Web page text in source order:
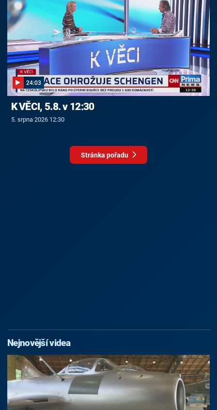
24:03
K VĚCI, 5.8. v 12:30
5. srpna 2026 12:30
Stránka pořadu
Nejnovější videa